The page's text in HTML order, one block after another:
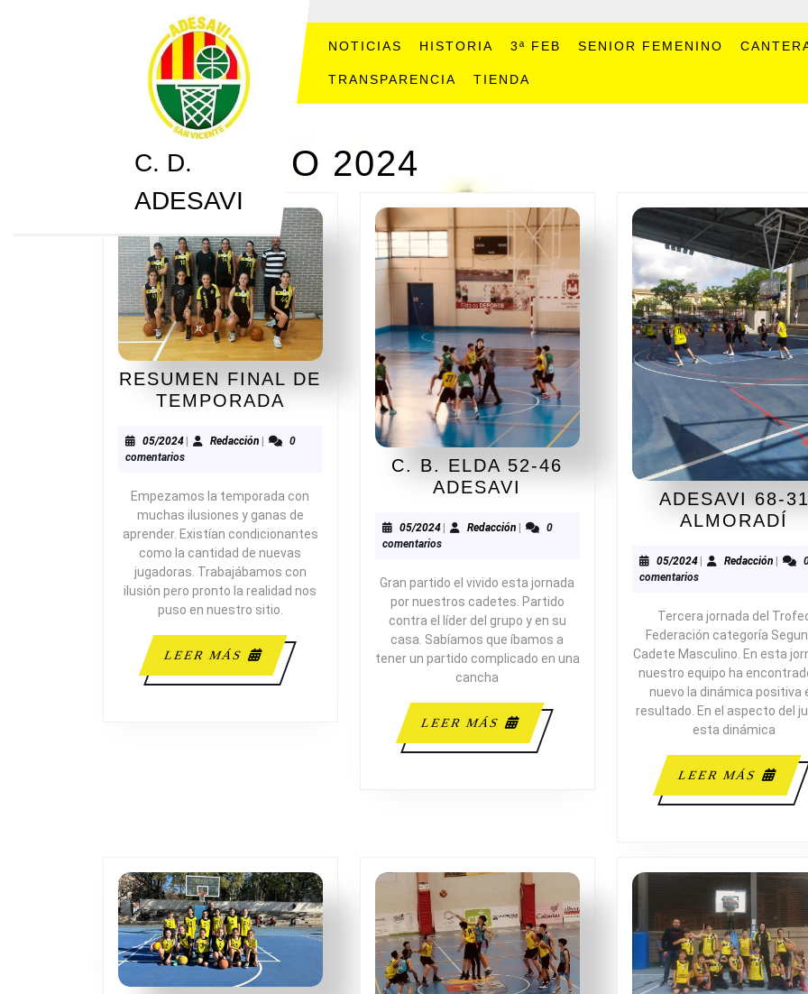
C. D.
ADESAVI
NOTICIAS HISTORIA 3ª FEB SENIOR FEMENINO
TRANSPARENCIA TIENDA
MES: MAYO 2024
RESUMEN FINAL DE
TEMPORADA RESUMEN
DE
TEMPORADA
05/202405/2024Redacción Redacción
0
comentarios
Empezamos la temporada con
muchas ilusiones y ganas de
aprender. Existían condicionantes
como la cantidad de nuevas
jugadoras. Trabajábamos con
ilusión pero pronto la realidad nos
puso en nuestro sitio.
LEER MÁS
LEER
MÁS
C. B. ELDA 52-46
ADESAVI
ELDA
46
ADESAVI
05/202405/2024Redacción Redacción
0
comentarios
Gran partido el vivido esta jornada
por nuestros cadetes. Partido
contra el líder del grupo y en su
casa. Sabíamos que íbamos a
tener un partido complicado en una
cancha
LEER MÁS
LEER
MÁS
ADESAVI 68-31
ALMORADÍ
05/202405/2024
| Redacción |
comentarios
Tercera jornada del
Federación categoría
Cadete Masculino. En esta
nuestro equipo ha
nuevo la dinámica positiva
resultado. En el aspecto del
esta dinámica
LEER MÁS
MÁS